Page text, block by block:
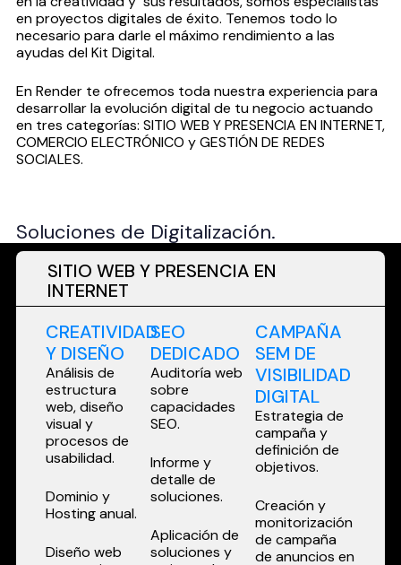
en proyectos digitales de éxito. Tenemos todo lo
necesario para darle el máximo rendimiento a las
ayudas del Kit Digital.
En Render te ofrecemos toda nuestra experiencia para
desarrollar la evolución digital de tu negocio actuando
en tres categorías: SITIO WEB Y PRESENCIA EN INTERNET,
COMERCIO ELECTRÓNICO y GESTIÓN DE REDES
SOCIALES.
Soluciones de Digitalización.
SITIO WEB Y PRESENCIA EN
INTERNET
CREATIVIDAD
Y DISEÑO
Análisis de
estructura
web, diseño
visual y
procesos de
usabilidad.
Dominio y
Hosting anual.
Diseño web
SEO
DEDICADO
Auditoría web
sobre
capacidades
SEO.
Informe y
detalle de
soluciones.
Aplicación de
soluciones y
CAMPAÑA
SEM DE
VISIBILIDAD
DIGITAL
Estrategia de
campaña y
definición de
objetivos.
Creación y
monitorización
de campaña
de anuncios en